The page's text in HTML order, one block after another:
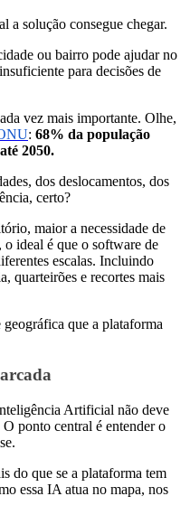
a solução consegue chegar.
ou bairro pode ajudar no
para decisões de
vez mais importante. Olhe,
: 68% da população
2050.
dos deslocamentos, dos
certo?
maior a necessidade de
ideal é que o software de
escalas. Incluindo
quarteirões e recortes mais
que a plataforma
Artificial não deve
ponto central é entender o
do que se a plataforma tem
essa IA atua no mapa, nos